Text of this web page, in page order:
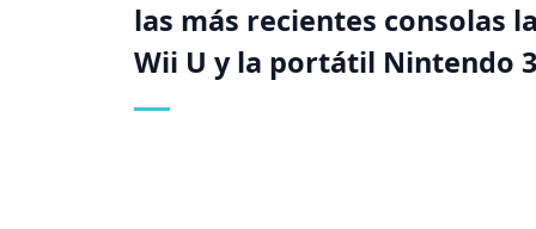
las más recientes consolas
Wii U y la portátil Nintendo